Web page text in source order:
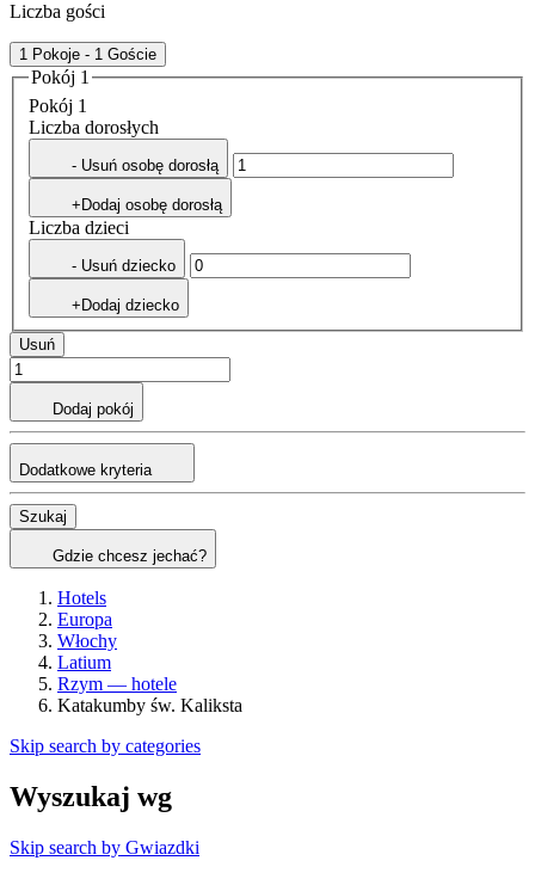
Liczba gości
1 Pokoje - 1 Goście
Pokój 1
Pokój 1
Liczba dorosłych
- Usuń osobę dorosłą
+Dodaj osobę dorosłą
Liczba dzieci
- Usuń dziecko
+Dodaj dziecko
Usuń
Dodaj pokój
Dodatkowe kryteria
Szukaj
Gdzie chcesz jechać?
Hotels
Europa
Włochy
Latium
Rzym — hotele
Katakumby św. Kaliksta
Skip search by categories
Wyszukaj wg
Skip search by Gwiazdki